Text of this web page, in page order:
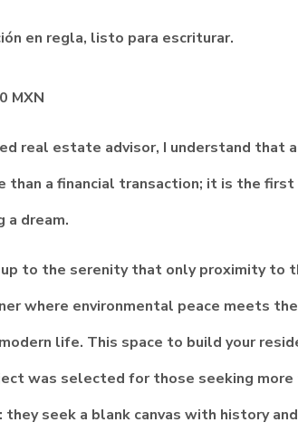
en regla, listo para escriturar.
MXN
real estate advisor, I understand that
than a financial transaction; it is the
dream.
up to the serenity that only proximity to
where environmental peace meets the
life. This space to build your
was selected for those seeking
they seek a blank canvas with history